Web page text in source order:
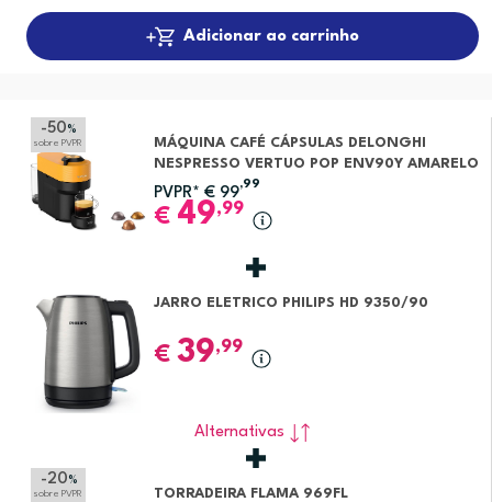
Adicionar ao carrinho
-50 %
sobre PVPR
MÁQUINA CAFÉ CÁPSULAS DELONGHI
NESPRESSO VERTUO POP ENV90Y AMARELO
PVPR* € 99
,99
€ 49,99
JARRO ELETRICO PHILIPS HD 9350/90
€ 39,99
Alternativas
-20 %
sobre PVPR TORRADEIRA FLAMA 969FL